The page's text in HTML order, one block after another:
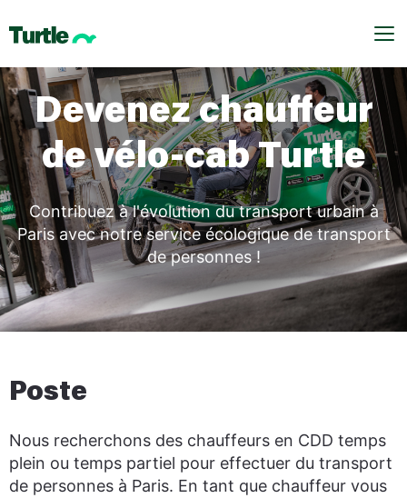
Devenez chauffeur
de vélo-cab Turtle
Contribuez à l'évolution du transport urbain à
Paris avec notre service écologique de transport
de personnes !
Poste
Nous recherchons des chauffeurs en CDD temps
plein ou temps partiel pour effectuer du transport
de personnes à Paris. En tant que chauffeur vous